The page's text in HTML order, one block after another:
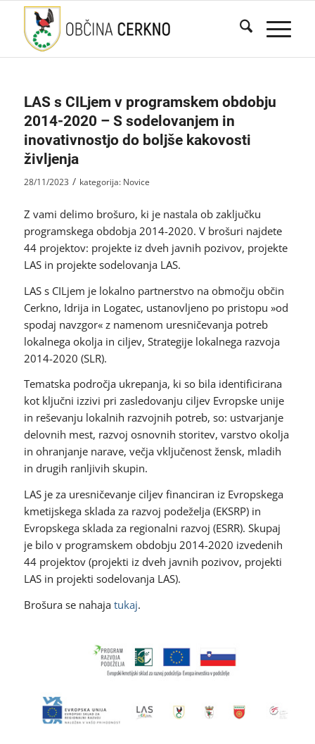
LAS s CILjem v programskem obdobju
2014-2020 – S sodelovanjem in
inovativnostjo do boljše kakovosti
življenja
28/11/2023 / kategorija: Novice
Z vami delimo brošuro, ki je nastala ob zaključku
programskega obdobja 2014-2020. V brošuri najdete
44 projektov: projekte iz dveh javnih pozivov, projekte
LAS in projekte sodelovanja LAS.
LAS s CILjem je lokalno partnerstvo na območju občin
Cerkno, Idrija in Logatec, ustanovljeno po pristopu »od
spodaj navzgor« z namenom uresničevanja potreb
lokalnega okolja in ciljev, Strategije lokalnega razvoja
2014-2020 (SLR).
Tematska področja ukrepanja, ki so bila identificirana
kot ključni izzivi pri zasledovanju ciljev Evropske unije
in reševanju lokalnih razvojnih potreb, so: ustvarjanje
delovnih mest, razvoj osnovnih storitev, varstvo okolja
in ohranjanje narave, večja vključenost žensk, mladih
in drugih ranljivih skupin.
LAS je za uresničevanje ciljev financiran iz Evropskega
kmetijskega sklada za razvoj podeželja (EKSRP) in
Evropskega sklada za regionalni razvoj (ESRR). Skupaj
je bilo v programskem obdobju 2014-2020 izvedenih
44 projektov (projekti iz dveh javnih pozivov, projekti
LAS in projekti sodelovanja LAS).
Brošura se nahaja tukaj.